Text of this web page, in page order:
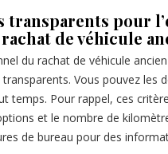
transparents pour
de véhicule
du rachat de véhicule
Vous pouvez les
temps. Pour rappel, ces
et le nombre de
de bureau pour des